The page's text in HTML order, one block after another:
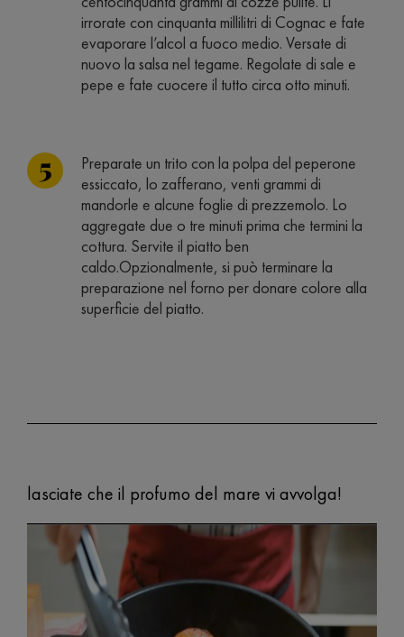
irrorate con cinquanta millilitri di Cognac e fate
evaporare l’alcol a fuoco medio. Versate di
nuovo la salsa nel tegame. Regolate di sale e
pepe e fate cuocere il tutto circa otto minuti.
Preparate un trito con la polpa del peperone
essiccato, lo zafferano, venti grammi di
mandorle e alcune foglie di prezzemolo. Lo
aggregate due o tre minuti prima che termini la
cottura. Servite il piatto ben
caldo.Opzionalmente, si può terminare la
preparazione nel forno per donare colore alla
superficie del piatto.
lasciate che il profumo del mare vi avvolga!